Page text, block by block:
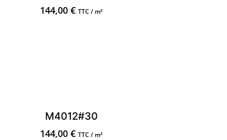
144,00€ TTC / m²
M4012#30
144,00€ TTC / m²